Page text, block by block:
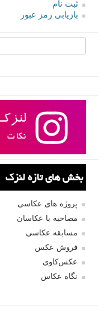
ثبت نام
بازیابی رمز عبور
بخش های تازه لنزک
پروژه های عکاسی
مصاحبه با عکاسان
مسابقه عکاسی
فروش عکس
عکس‌کاوی
نگاه عکاس